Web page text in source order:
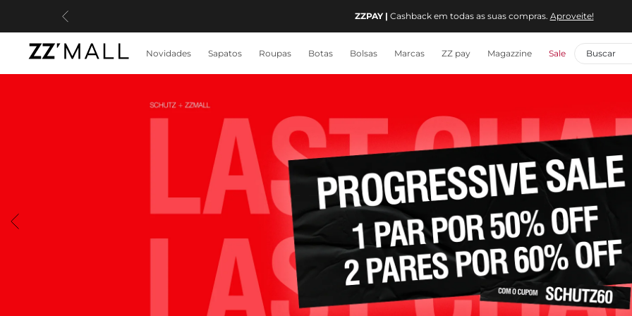
ZZPAY | Cashback em todas as suas compras. Aproveite!
Novidades Sapatos Roupas Botas Bolsas Marcas ZZ pay Magazzine Sale